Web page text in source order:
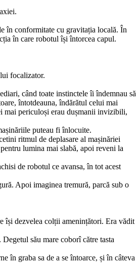
în conformitate cu gravitația locală. În
în care robotul își întorcea capul.
focalizator.
când toate instin­ctele îi îndemnau să
întotdeauna, îndărătul celui mai
mai periculoși erau dușmanii invizibili,
puteau fi înlocuite.
ritmul de deplasare al mașinăriei
lumina mai slabă, apoi reveni la
de robotul ce avansa, în tot acest
Apoi imaginea tremu­ră, parcă sub o
își dezvelea colții ame­nințători. Era vădit
său mare coborî către tasta
în graba sa de a se întoarce, și în câteva